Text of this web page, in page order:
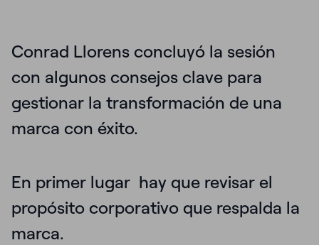
Conrad Llorens concluyó la sesión
con algunos consejos clave para
gestionar la transformación de una
marca con éxito.
En primer lugar hay que revisar el
propósito corporativo que respalda la
marca.